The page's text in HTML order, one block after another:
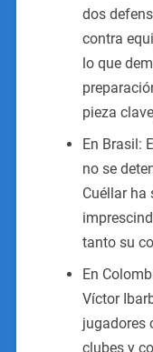
dos
contra
lo que
pieza
En Brasil:
no se
Cuéllar ha
tanto su
En
Víctor
jugadores
clubes y